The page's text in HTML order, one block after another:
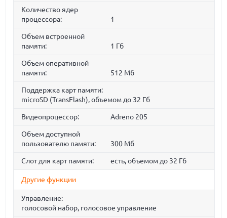
Количество ядер
процессора:
1
Объем встроенной
памяти:
1 Гб
Объем оперативной
памяти:
512 Мб
Поддержка карт памяти:
microSD (TransFlash), объемом до 32 Гб
Видеопроцессор: Adreno 205
Объем доступной
пользователю памяти:
300 Мб
Слот для карт памяти: есть, объемом до 32 Гб
Другие функции
Управление:
голосовой набор, голосовое управление